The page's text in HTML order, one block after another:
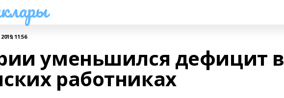
11:56
уменьшился дефицит в
работниках